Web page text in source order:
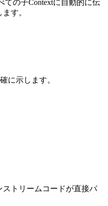
ての子Contextに自動的に伝
す。
に示します。
ストリームコードが直接パ